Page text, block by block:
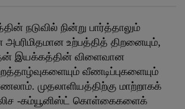
நடுவில் நின்று பார்த்தாலும்
அபரிமிதமான உற்பத்தித் திறனையும்,
இயக்கத்தின் விளைவான
வீணடிப்புகளையும்
முதலாளியத்திற்கு மாற்றாகக்
-கம்யூனிஸ்ட் கொள்கைகளைக்